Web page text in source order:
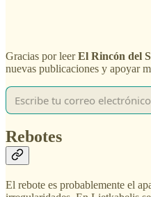
Gracias por leerEl Rincón del
nuevas publicaciones y apoyar
Rebotes
El rebote es probablemente el